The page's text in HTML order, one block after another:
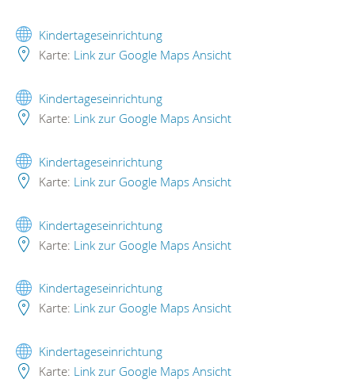
Kindertageseinrichtung
Karte: Link zur Google Maps Ansicht
Kindertageseinrichtung
Karte: Link zur Google Maps Ansicht
Kindertageseinrichtung
Karte: Link zur Google Maps Ansicht
Kindertageseinrichtung
Karte: Link zur Google Maps Ansicht
Kindertageseinrichtung
Karte: Link zur Google Maps Ansicht
Kindertageseinrichtung
Karte: Link zur Google Maps Ansicht